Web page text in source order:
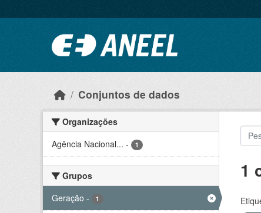
Conjuntos de dados
Organizações
Agência Nacional... - 1
Grupos
Geração - 1
1